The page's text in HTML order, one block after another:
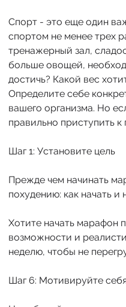
Спорт - это еще один
спортом не менее трех
тренажерный зал,
больше овощей,
достичь? Какой вес
Определите себе
вашего организма. Но
правильно приступить
Шаг 1: Установите цель
Прежде чем начинать
похудению: как начать и
Хотите начать марафон
возможности и
неделю, чтобы не
Шаг 6: Мотивируйте себя